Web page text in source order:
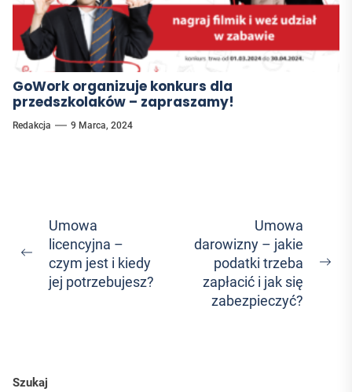
GoWork organizuje konkurs dla
przedszkolaków – zapraszamy!
Redakcja 9 Marca, 2024
Nawigacja
wpisu
Previous
post:
Umowa
licencyjna –
czym jest i kiedy
jej potrzebujesz?
Umowa
darowizny – jakie
podatki trzeba
zapłacić i jak się
zabezpieczyć?
Szukaj